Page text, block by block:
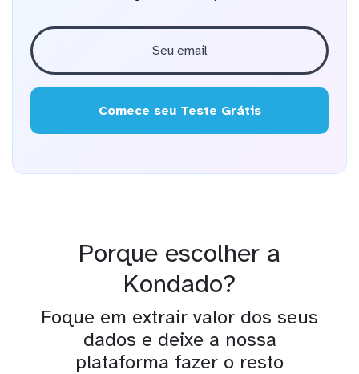
Comece seu Teste Grátis
Porque escolher a
Kondado?
Foque em extrair valor dos seus
dados e deixe a nossa
plataforma fazer o resto